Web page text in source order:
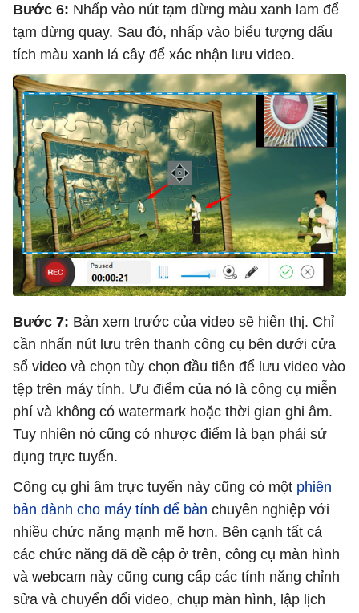
Bước 6: Nhấp vào nút tạm dừng màu xanh lam để
tạm dừng quay. Sau đó, nhấp vào biểu tượng dấu
tích màu xanh lá cây để xác nhận lưu video.
Bước 7: Bản xem trước của video sẽ hiển thị. Chỉ
cần nhấn nút lưu trên thanh công cụ bên dưới cửa
sổ video và chọn tùy chọn đầu tiên để lưu video vào
tệp trên máy tính. Ưu điểm của nó là công cụ miễn
phí và không có watermark hoặc thời gian ghi âm.
Tuy nhiên nó cũng có nhược điểm là bạn phải sử
dụng trực tuyến.
Công cụ ghi âm trực tuyến này cũng có một phiên
bản dành cho máy tính để bàn chuyên nghiệp với
nhiều chức năng mạnh mẽ hơn. Bên cạnh tất cả
các chức năng đã đề cập ở trên, công cụ màn hình
và webcam này cũng cung cấp các tính năng chỉnh
sửa và chuyển đổi video, chụp màn hình, lập lịch